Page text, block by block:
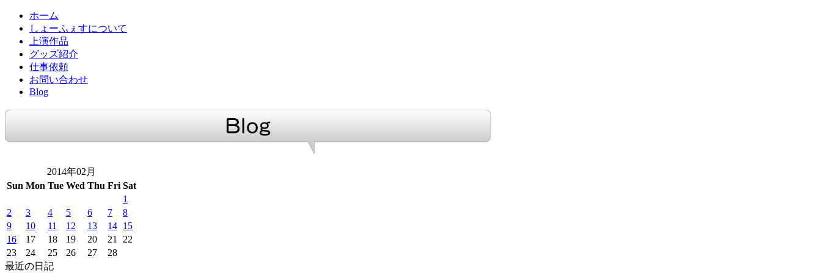
ホーム
しょーふぇすについて
上演作品
グッズ紹介
仕事依頼
お問い合わせ
Blog
2014年02月
Sun Mon Tue Wed Thu Fri Sat
1
2
3 4 5 6 7
8
9
10 11 12 13 14 15
16
17 18 19 20 21
22
23
24 25 26 27
28
最近の日記